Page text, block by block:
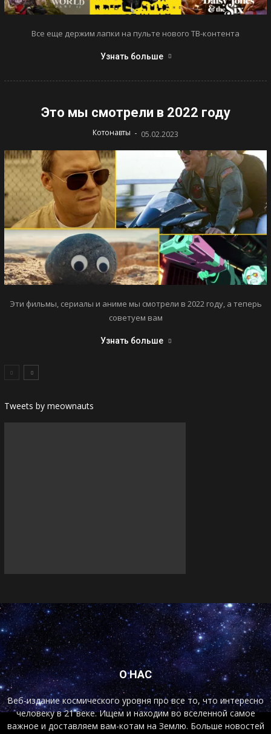
Все еще держим лапки на пульте нового ТВ-контента
Узнать больше
Это мы смотрели в 2022 году
Котонавты - 05.02.2023
Эти фильмы, сериалы и аниме мы смотрели в 2022 году, а теперь
советуем вам
Узнать больше
Tweets by meownauts
О НАС
Веб-издание космического уровня про все то, что интересно
человеку в 21 веке. Ищем и находим во вселенной самое
важное и доставляем вам-котам на Землю. Больше новостей